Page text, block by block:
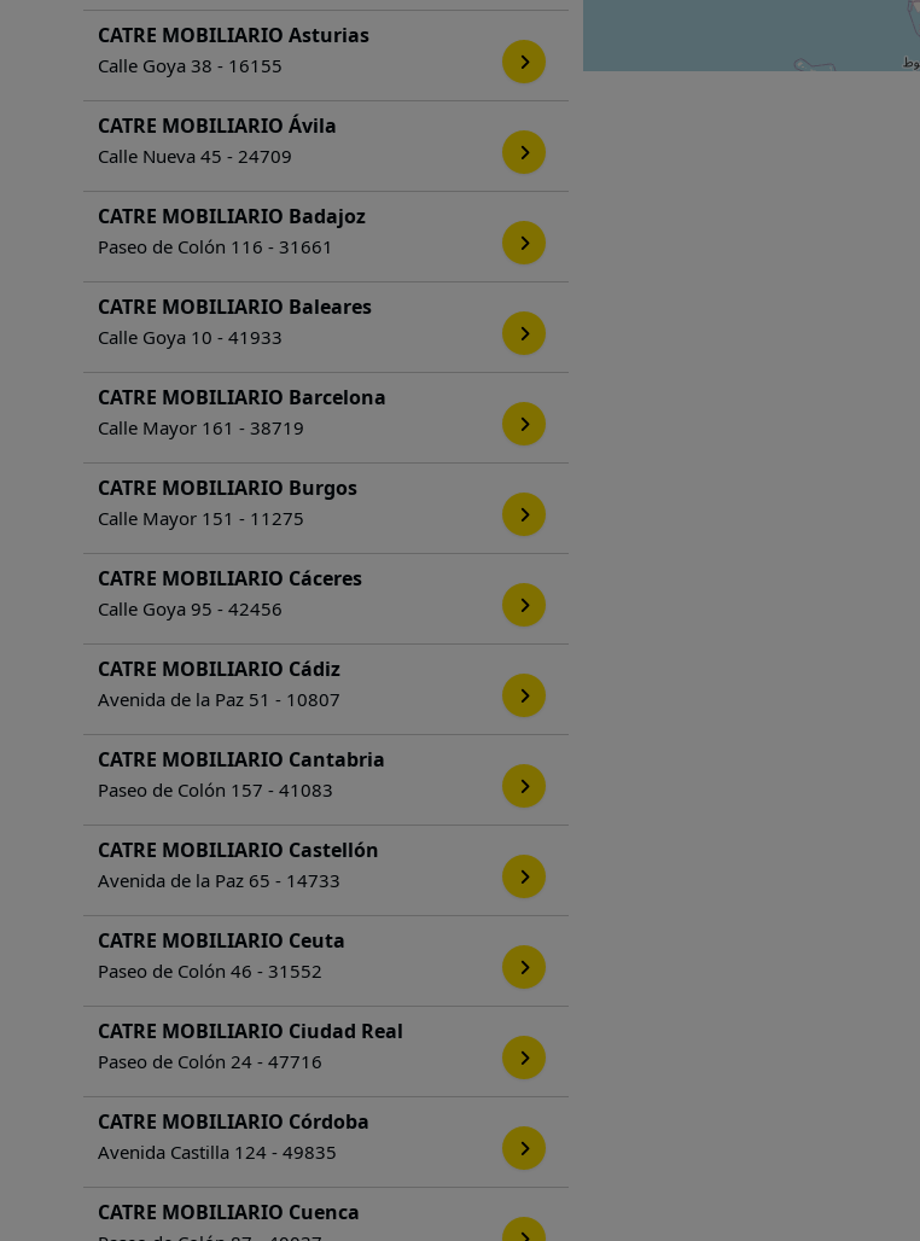
CATRE MOBILIARIO Asturias
Calle Goya 38 - 16155
CATRE MOBILIARIO Ávila
Calle Nueva 45 - 24709
CATRE MOBILIARIO Badajoz
Paseo de Colón 116 - 31661
CATRE MOBILIARIO Baleares
Calle Goya 10 - 41933
CATRE MOBILIARIO Barcelona
Calle Mayor 161 - 38719
CATRE MOBILIARIO Burgos
Calle Mayor 151 - 11275
CATRE MOBILIARIO Cáceres
Calle Goya 95 - 42456
CATRE MOBILIARIO Cádiz
Avenida de la Paz 51 - 10807
CATRE MOBILIARIO Cantabria
Paseo de Colón 157 - 41083
CATRE MOBILIARIO Castellón
Avenida de la Paz 65 - 14733
CATRE MOBILIARIO Ceuta
Paseo de Colón 46 - 31552
CATRE MOBILIARIO Ciudad Real
Paseo de Colón 24 - 47716
CATRE MOBILIARIO Córdoba
Avenida Castilla 124 - 49835
CATRE MOBILIARIO Cuenca